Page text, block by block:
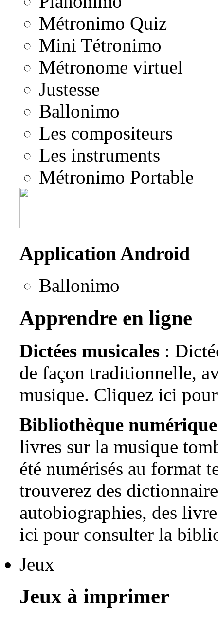
Métronimo Quiz
Mini Tétronimo
Métronome virtuel
Justesse
Ballonimo
Les compositeurs
Les instruments
Métronimo Portable
Application Android
Ballonimo
Apprendre en ligne
Dictées musicales :
de façon traditionnelle,
musique. Cliquez ici
Bibliothèque numérique
livres sur la musique
été numérisés au format
trouverez des
autobiographies, des
ici pour consulter la
Jeux
Jeux à imprimer